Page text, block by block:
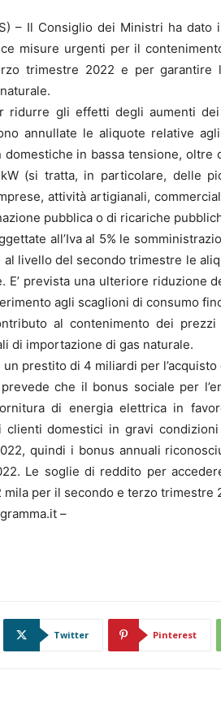
– Il Consiglio dei Ministri ha
misure urgenti per il
trimestre 2022 e per garantire
ridurre gli effetti degli aumenti
annullate le aliquote relative
domestiche in bassa tensione,
(si tratta, in particolare, delle
attività artigianali,
pubblica o di ricariche
all’Iva al 5% le
al livello del secondo trimestre le
E’ prevista una ulteriore riduzione
agli scaglioni di consumo
al contenimento dei
di importazione di gas naturale.
un prestito di 4 miliardi per
che il bonus sociale per
di energia elettrica in
clienti domestici in gravi
quindi i bonus annuali
Le soglie di reddito per
mila per il secondo e terzo trimestre
–
Twitter Pinterest